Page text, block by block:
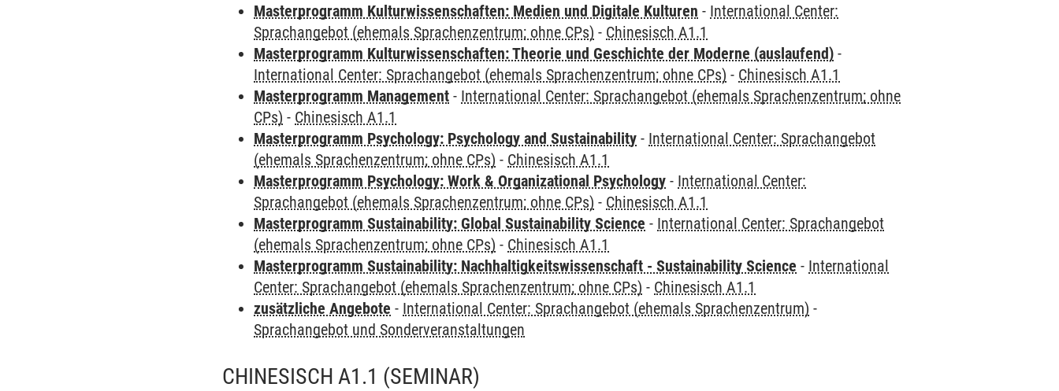
Masterprogramm Kulturwissenschaften: Medien und Digitale Kulturen - International Center:
Sprachangebot (ehemals Sprachenzentrum; ohne CPs) - Chinesisch A1.1
Masterprogramm Kulturwissenschaften: Theorie und Geschichte der Moderne (auslaufend) -
International Center: Sprachangebot (ehemals Sprachenzentrum; ohne CPs) - Chinesisch A1.1
Masterprogramm Management - International Center: Sprachangebot (ehemals Sprachenzentrum; ohne
CPs) - Chinesisch A1.1
Masterprogramm Psychology: Psychology and Sustainability - International Center: Sprachangebot
(ehemals Sprachenzentrum; ohne CPs) - Chinesisch A1.1
Masterprogramm Psychology: Work & Organizational Psychology - International Center:
Sprachangebot (ehemals Sprachenzentrum; ohne CPs) - Chinesisch A1.1
Masterprogramm Sustainability: Global Sustainability Science - International Center: Sprachangebot
(ehemals Sprachenzentrum; ohne CPs) - Chinesisch A1.1
Masterprogramm Sustainability: Nachhaltigkeitswissenschaft - Sustainability Science - International
Center: Sprachangebot (ehemals Sprachenzentrum; ohne CPs) - Chinesisch A1.1
zusätzliche Angebote - International Center: Sprachangebot (ehemals Sprachenzentrum) -
Sprachangebot und Sonderveranstaltungen
CHINESISCH A1.1 (SEMINAR)